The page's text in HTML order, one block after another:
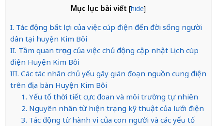
Mục lục bài viết [hide]
I. Tác động bất lợi của việc cúp điện đến đời sống người
dân tại huyện Kim Bôi
II. Tầm quan trọng của việc chủ động cập nhật Lịch cúp
điện Huyện Kim Bôi
III. Các tác nhân chủ yếu gây gián đoạn nguồn cung điện
trên địa bàn Huyện Kim Bôi
1. Yếu tố thời tiết cực đoan và môi trường tự nhiên
2. Nguyên nhân từ hiện trạng kỹ thuật của lưới điện
3. Tác động từ hành vi của con người và các yếu tố